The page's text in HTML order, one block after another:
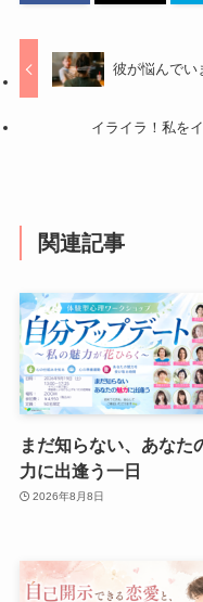
彼が悩んでい
イライラ！私を
関連記事
まだ知らない、あなた
力に出逢う一日
2026年8月8日